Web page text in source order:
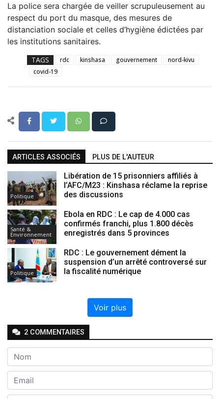
La police sera chargée de veiller scrupuleusement au
respect du port du masque, des mesures de
distanciation sociale et celles d’hygiène édictées par
les institutions sanitaires.
TAGS rdc kinshasa gouvernement
nord-kivu
covid-19
ARTICLES ASSOCIÉS PLUS DE L'AUTEUR
Politique
Libération de 15 prisonniers affiliés à
l’AFC/M23 : Kinshasa réclame la reprise
des discussions
Santé &
Environnement
Ebola en RDC : Le cap de 4.000 cas
confirmés franchi, plus 1.800 décès
enregistrés dans 5 provinces
Politique
RDC : Le gouvernement dément la
suspension d’un arrêté controversé sur
la fiscalité numérique
Voir plus
2 COMMENTAIRES